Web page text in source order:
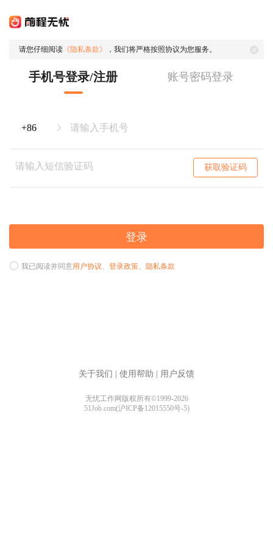
请您仔细阅读 《隐私条款》 ，我们将严格按照协议为您服务。
手机号登录/注册 账号密码登录
获取验证码
登录
我已阅读并同意用户协议、 登录政策、 隐私条款
关于我们 使用帮助 用户反馈
无忧工作网版权所有©1999-2026
51Job.com(沪ICP备12015550号-5)